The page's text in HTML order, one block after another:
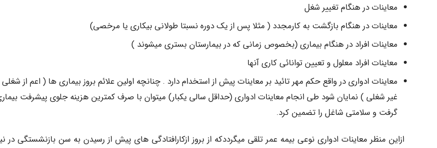
معاینات در هنگام تغییر شغل
معاینات در هنگام بازگشت به کارمجدد ( مثلا پس از یک دوره نسبتا طولانی بیکاری یا مرخصی)
معاینات افراد در هنگام بیماری (بخصوص زمانی که در بیمارستان بستری میشوند )
معاینات افراد معلول و تعیین توانائی کاری آنها
معاینات ادواری در واقع حکم مهر تائید بر معاینات پیش از استخدام دارد . چنانچه اولین علائم بروز بیماری ها ( اعم از
غیر شغلی ) نمایان شود طی انجام معاینات ادواری (حداقل سالی یکبار) میتوان با صرف کمترین هزینه جلوی پیشرفت
گرفت و سلامتی شاغل را تضمین کرد.
ازاین منظر معاینات ادواری نوعی بیمه عمر تلقی میگرددکه از بروز ازکارافتادگی های پیش از رسیدن به سن بازنشستگی در